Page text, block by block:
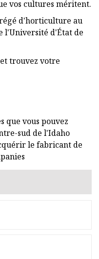
vos cultures méritent.
d'horticulture au
l'Université d'État de
trouvez votre
que vous pouvez
sud de l'Idaho
le fabricant de